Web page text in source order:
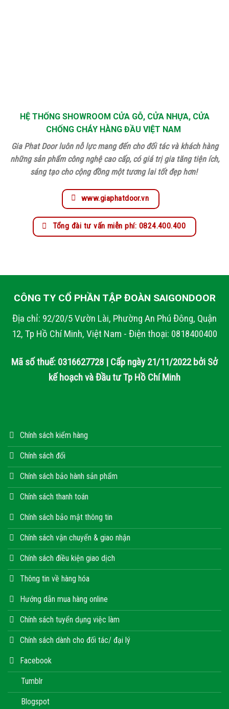
HỆ THỐNG SHOWROOM CỬA GỖ, CỬA NHỰA, CỬA
CHỐNG CHÁY HÀNG ĐẦU VIỆT NAM
Gia Phat Door luôn nỗ lực mang đến cho đối tác và khách hàng
những sản phẩm công nghệ cao cấp, có giá trị gia tăng tiện ích,
sáng tạo cho cộng đồng một tương lai tốt đẹp hơn!
www.giaphatdoor.vn
Tổng đài tư vấn miễn phí: 0824.400.400
CÔNG TY CỔ PHẦN TẬP ĐOÀN SAIGONDOOR
Địa chỉ: 92/20/5 Vườn Lài, Phường An Phú Đông, Quận
12, Tp Hồ Chí Minh, Việt Nam - Điện thoại: 0818400400
Mã số thuế: 0316627728 | Cấp ngày 21/11/2022 bởi Sở
kế hoạch và Đầu tư Tp Hồ Chí Minh
Chính sách kiểm hàng
Chính sách đổi
Chính sách bảo hành sản phẩm
Chính sách thanh toán
Chính sách bảo mật thông tin
Chính sách vận chuyển & giao nhận
Chính sách điều kiện giao dịch
Thông tin về hàng hóa
Hướng dẫn mua hàng online
Chính sách tuyển dụng việc làm
Chính sách dành cho đối tác/ đại lý
Facebook
Tumblr
Blogspot